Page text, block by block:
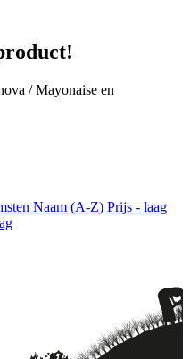
/ Mayonaise en
Naam (A-Z) Prijs - laag